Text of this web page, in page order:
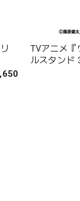
TVアニメ『
ルスタンド